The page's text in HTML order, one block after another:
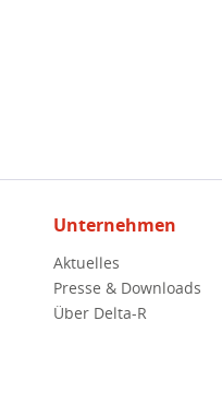
Unternehmen
Aktuelles
Presse & Downloads
Über Delta-R